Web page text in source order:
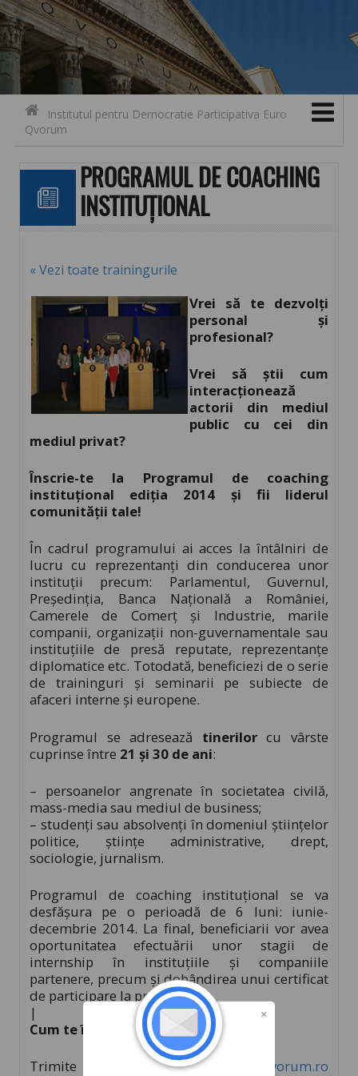
Contact
Skip to content
Institutul pentru Democratie Participativa Euro
Qvorum
PROGRAMUL DE COACHING
INSTITUȚIONAL
« Vezi toate trainingurile
Vrei să te dezvolți
personal și
profesional?
Vrei să știi cum
interacționează
actorii din mediul
public cu cei din
mediul privat?
Înscrie-te la Programul de coaching
instituțional ediția 2014 și fii liderul
comunității tale!
În cadrul programului ai acces la întâlniri de
lucru cu reprezentanți din conducerea unor
instituții precum: Parlamentul, Guvernul,
Președinția, Banca Națională a României,
Camerele de Comerț și Industrie, marile
companii, organizații non-guvernamentale sau
instituțiile de presă reputate, reprezentanțe
diplomatice etc. Totodată, beneficiezi de o serie
de traininguri și seminarii pe subiecte de
afaceri interne și europene.
Programul se adresează tinerilorcu vârste
cuprinse între 21 și 30 de ani:
– persoanelor angrenate în societatea civilă,
mass-media sau mediul de business;
– studenți sau absolvenți în domeniul ştiinţelor
politice, ştiinţe administrative, drept,
sociologie, jurnalism.
Programul de coaching instituțional se va
desfășura pe o perioadă de 6 luni: iunie-
decembrie 2014. La final, beneficiarii vor avea
oportunitatea efectuării unor stagii de
internship în instituțiile și companiile
partenere, precum și dobândirea unui certificat
de participare la program.
|
Cum te înscrii:
Trimite CV-ul tău la adresa
office@qvorum.ro